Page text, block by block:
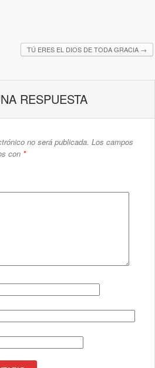
TÚ ERES EL DIOS DE TODA GRACIA →
RESPUESTA
no será publicada. Los campos
con *